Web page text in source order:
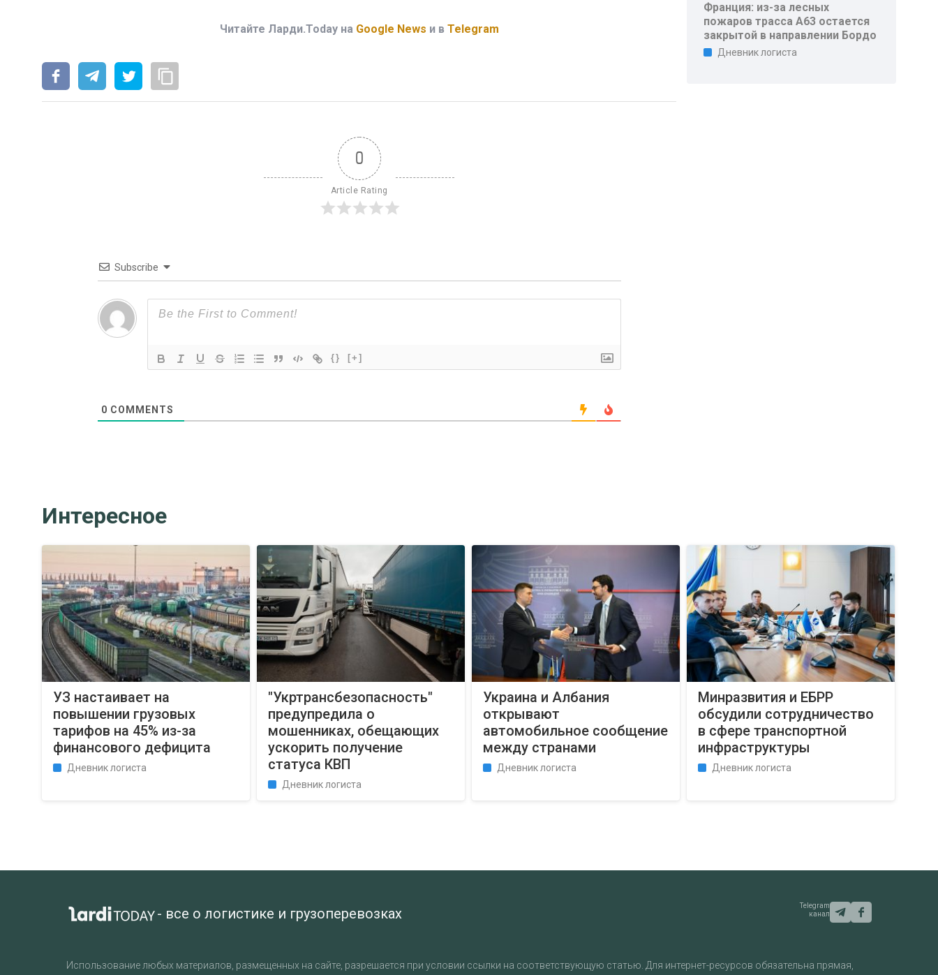
Читайте Ларди.Today на Google News и в Telegram
0
Article Rating
Subscribe
{} [+]
0 COMMENTS
Франция: из-за лесных
пожаров трасса A63 остается
закрытой в направлении Бордо
Дневник логиста
Интересное
УЗ настаивает на
повышении грузовых
тарифов на 45% из-за
финансового дефицита
Дневник логиста
"Укртрансбезопасность"
предупредила о
мошенниках, обещающих
ускорить получение
статуса КВП
Дневник логиста
Украина и Албания
открывают
автомобильное сообщение
между странами
Дневник логиста
Минразвития и ЕБРР
обсудили сотрудничество
в сфере транспортной
инфраструктуры
Дневник логиста
- все о логистике и грузоперевозках
Telegram
канал
Использование любых материалов, размещенных на сайте, разрешается при условии ссылки на соответствующую статью. Для интернет-ресурсов обязательна прямая,